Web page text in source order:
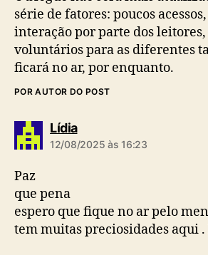
série de fatores: poucos
interação por parte dos
voluntários para as diferentes
ficará no ar, por enquanto.
POR AUTOR DO POST
Lídiad
i
z
12/08/2025 às 16:23
Paz
que pena
espero que fique no ar pelo
tem muitas preciosidades aqui .